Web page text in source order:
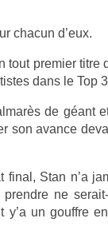
chacun d’eux.
tout pre­mi­er titre
dans le Top
de géant
son avan­ce
Stan n’a
ne
y’a un gouffre